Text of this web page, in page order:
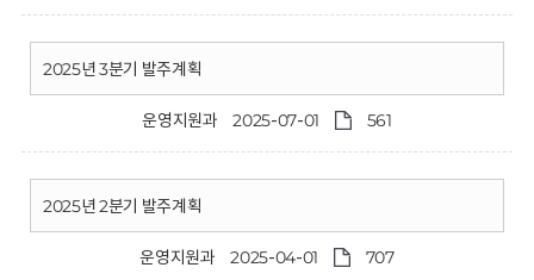
2025년 3분기 발주계획
운영지원과 2025-07-01 561
2025년 2분기 발주계획
운영지원과 2025-04-01 707